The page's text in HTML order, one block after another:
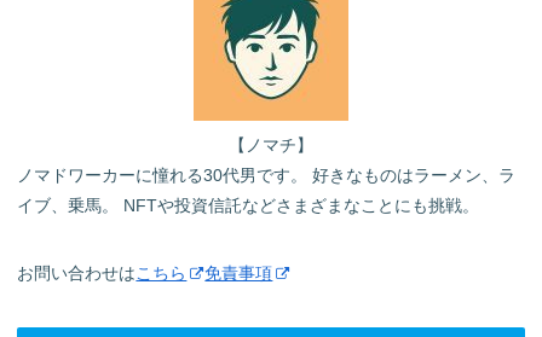
【ノマチ】
ノマドワーカーに憧れる30代男です。 好きなものはラーメン、ラ
イブ、乗馬。 NFTや投資信託などさまざまなことにも挑戦。
お問い合わせはこちら 免責事項